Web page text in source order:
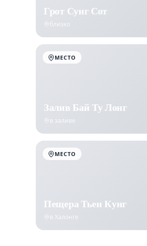
Грот Сунг Сот
близко
МЕСТО
Залив Бай Ту Лонг
в заливе
МЕСТО
Пещера Тьен Кунг
в Халонге